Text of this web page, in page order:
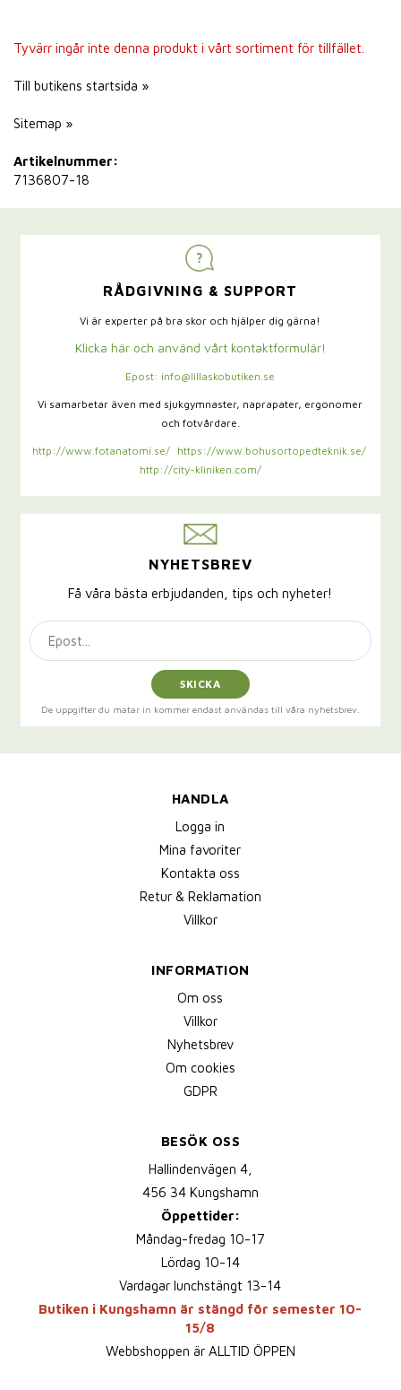
Tyvärr ingår inte denna produkt i vårt sortiment för tillfället.
Till butikens startsida »
Sitemap »
Artikelnummer:
7136807-18
RÅDGIVNING & SUPPORT
Vi är experter på bra skor och hjälper dig gärna!
Klicka här och använd vårt kontaktformulär!
Epost: info@lillaskobutiken.se
Vi samarbetar även med sjukgymnaster, naprapater, ergonomer
och fotvårdare.
http://www.fotanatomi.se/
https://www.bohusortopedteknik.se/
http://city-kliniken.com/
NYHETSBREV
Få våra bästa erbjudanden, tips och nyheter!
SKICKA
De uppgifter du matar in kommer endast användas till våra nyhetsbrev.
HANDLA
Logga in
Mina favoriter
Kontakta oss
Retur & Reklamation
Villkor
INFORMATION
Om oss
Villkor
Nyhetsbrev
Om cookies
GDPR
BESÖK OSS
Hallindenvägen 4,
456 34 Kungshamn
Öppettider:
Måndag-fredag 10-17
Lördag 10-14
Vardagar lunchstängt 13-14
Butiken i Kungshamn är stängd för semester 10-
15/8
Webbshoppen är ALLTID ÖPPEN